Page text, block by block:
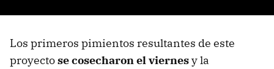
Los primeros pimientos resultantes de este
proyectose cosecharon el viernesy la